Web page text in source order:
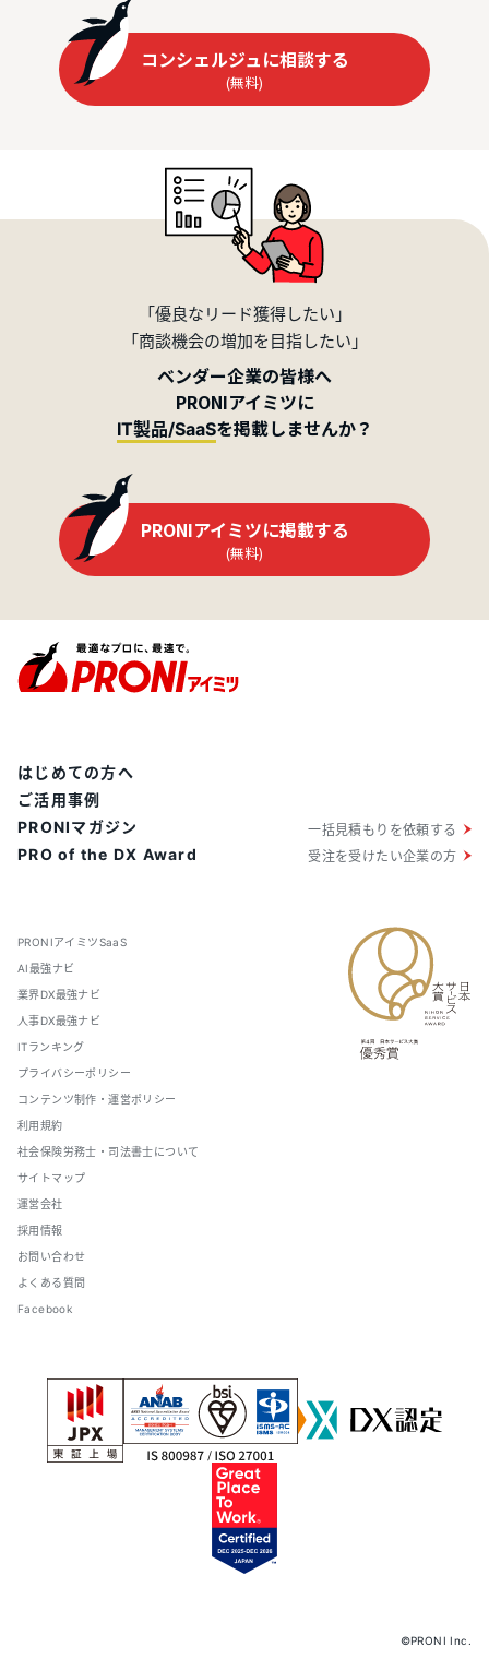
コンシェルジュに相談する
(無料)
「優良なリード獲得したい」
「商談機会の増加を目指したい」
ベンダー企業の皆様へ
PRONIアイミツに
IT製品/SaaSを掲載しませんか？
PRONIアイミツに掲載する
(無料)
PRONIアイミツSaaS
AI最強ナビ
業界DX最強ナビ
人事DX最強ナビ
ITランキング
プライバシーポリシー
コンテンツ制作・運営ポリシー
利用規約
社会保険労務士・司法書士について
サイトマップ
運営会社
採用情報
お問い合わせ
よくある質問
Facebook
はじめての方へ
ご活用事例
PRONIマガジン
PRO of the DX Award
一括見積もりを依頼する
受注を受けたい企業の方
©PRONI Inc.